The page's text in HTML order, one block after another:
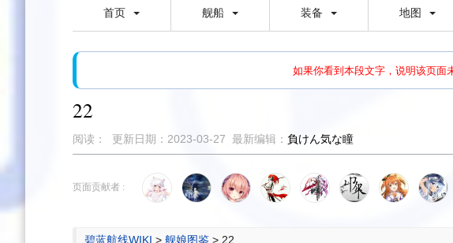
首页 舰船 装备 地图
如果你看到本段文字，说明该页面
如果打开页面显示缩略图创建出错，请点击刷新或
22
阅读： 更新日期： 2023-03-27 最新编辑： 負けん気な瞳
到
到
页面贡献者 :
碧蓝航线WIKI > 舰娘图鉴 > 22